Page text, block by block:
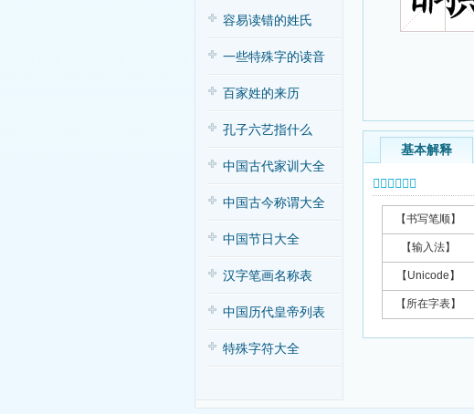
容易读错的姓氏
一些特殊字的读音
百家姓的来历
孔子六艺指什么
中国古代家训大全
中国古今称谓大全
中国节日大全
汉字笔画名称表
中国历代皇帝列表
特殊字符大全
基本解释
𥍎字基本信息
【书写笔顺】
【输入法】
【Unicode】
【所在字表】